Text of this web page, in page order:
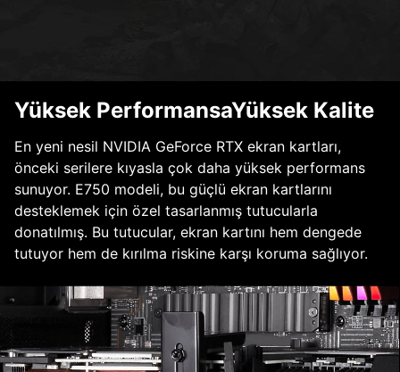
Yüksek PerformansaYüksek Kalite
En yeni nesil NVIDIA GeForce RTX ekran kartları,
önceki serilere kıyasla çok daha yüksek performans
sunuyor. E750 modeli, bu güçlü ekran kartlarını
desteklemek için özel tasarlanmış tutucularla
donatılmış. Bu tutucular, ekran kartını hem dengede
tutuyor hem de kırılma riskine karşı koruma sağlıyor.